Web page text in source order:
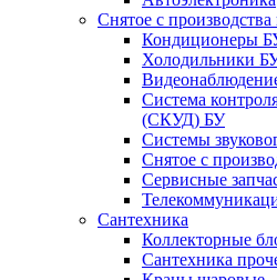
Снятое с
Кондиционеры
Холодильники
Система
(СКУД) БУ
Системы
Снятое с
Сервисные
Сантехника
Коллекторные
Сантехника